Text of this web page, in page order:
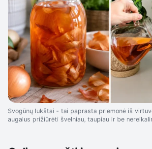
Svogūnų lukštai - tai paprasta priemonė iš
augalus prižiūrėti švelniau, taupiau ir be